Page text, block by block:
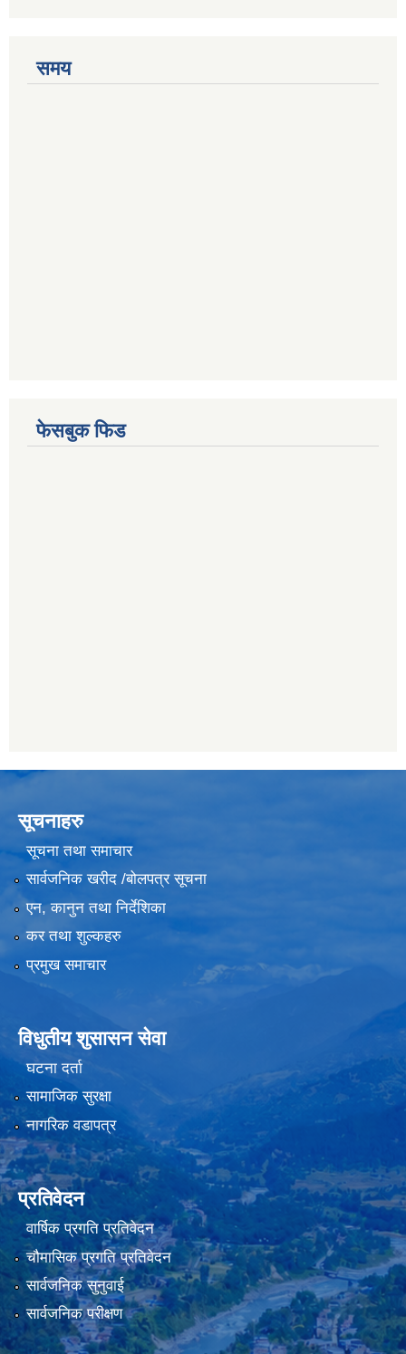
समय
फेसबुक फिड
सूचनाहरु
सूचना तथा समाचार
सार्वजनिक खरीद /बोलपत्र सूचना
एन, कानुन तथा निर्देशिका
कर तथा शुल्कहरु
प्रमुख समाचार
विधुतीय शुसासन सेवा
घटना दर्ता
सामाजिक सुरक्षा
नागरिक वडापत्र
प्रतिवेदन
वार्षिक प्रगति प्रतिवेदन
चौमासिक प्रगति प्रतिवेदन
सार्वजनिक सुनुवाई
सार्वजनिक परीक्षण